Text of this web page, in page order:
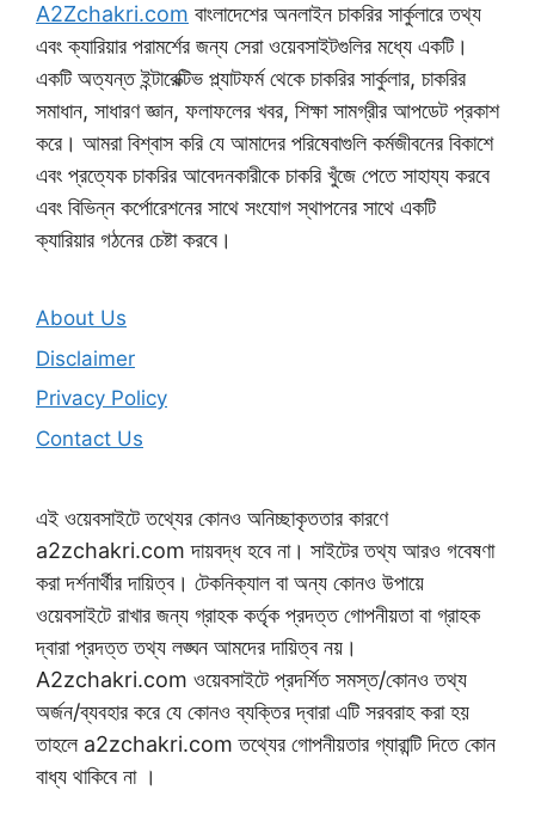
A2Zchakri.com বাংলাদেশের অনলাইন চাকরির সার্কুলারে তথ্য
এবং ক্যারিয়ার পরামর্শের জন্য সেরা ওয়েবসাইটগুলির মধ্যে একটি।
একটি অত্যন্ত ইন্টারেক্টিভ প্ল্যাটফর্ম থেকে চাকরির সার্কুলার, চাকরির
সমাধান, সাধারণ জ্ঞান, ফলাফলের খবর, শিক্ষা সামগ্রীর আপডেট প্রকাশ
করে। আমরা বিশ্বাস করি যে আমাদের পরিষেবাগুলি কর্মজীবনের বিকাশে
এবং প্রত্যেক চাকরির আবেদনকারীকে চাকরি খুঁজে পেতে সাহায্য করবে
এবং বিভিন্ন কর্পোরেশনের সাথে সংযোগ স্থাপনের সাথে একটি
ক্যারিয়ার গঠনের চেষ্টা করবে।
About Us
Disclaimer
Privacy Policy
Contact Us
এই ওয়েবসাইটে তথ্যের কোনও অনিচ্ছাকৃততার কারণে
a2zchakri.com দায়বদ্ধ হবে না। সাইটের তথ্য আরও গবেষণা
করা দর্শনার্থীর দায়িত্ব। টেকনিক্যাল বা অন্য কোনও উপায়ে
ওয়েবসাইটে রাখার জন্য গ্রাহক কর্তৃক প্রদত্ত গোপনীয়তা বা গ্রাহক
দ্বারা প্রদত্ত তথ্য লঙ্ঘন আমদের দায়িত্ব নয়।
A2zchakri.com ওয়েবসাইটে প্রদর্শিত সমস্ত/কোনও তথ্য
অর্জন/ব্যবহার করে যে কোনও ব্যক্তির দ্বারা এটি সরবরাহ করা হয়
তাহলে a2zchakri.com তথ্যের গোপনীয়তার গ্যারান্টি দিতে কোন
বাধ্য থাকিবে না ।